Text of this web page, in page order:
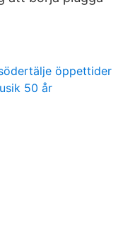
öppettider
50 år